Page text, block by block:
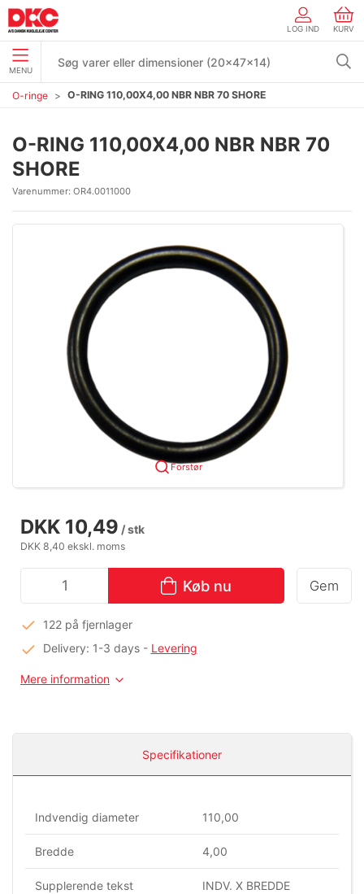
LOG IND KURV
MENU
O-ringe O-RING 110,00X4,00 NBR NBR 70 SHORE
O-RING 110,00X4,00 NBR NBR 70
SHORE
Varenummer: OR4.0011000
Forstør
DKK 10,49 / stk
DKK 8,40 ekskl. moms
Køb nu Gem
122 på fjernlager
Delivery: 1-3 days- Levering
Mere information
Specifikationer
Indvendig diameter 110,00
Bredde 4,00
Supplerende tekst INDV. X BREDDE